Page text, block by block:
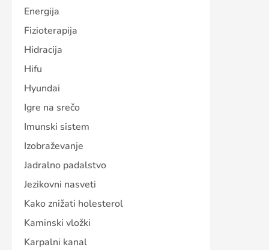
Energija
Fizioterapija
Hidracija
Hifu
Hyundai
Igre na srečo
Imunski sistem
Izobraževanje
Jadralno padalstvo
Jezikovni nasveti
Kako znižati holesterol
Kaminski vložki
Karpalni kanal